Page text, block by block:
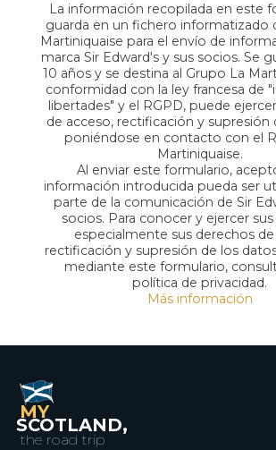
La información recopilada en este
guarda en un fichero informatizado
Martiniquaise para el envío de
marca Sir Edward's y sus socios. Se
10 años y se destina al Grupo La
conformidad con la ley francesa de
libertades" y el RGPD, puede
de acceso, rectificación y supresión
poniéndose en contacto con el
Martiniquaise.
Al enviar este formulario,
información introducida pueda ser
parte de la comunicación de Sir
socios. Para conocer y ejercer
especialmente sus derechos
rectificación y supresión de los
mediante este formulario,
política de privacidad.
Más información
MY
SCOTLAND,
the road trip